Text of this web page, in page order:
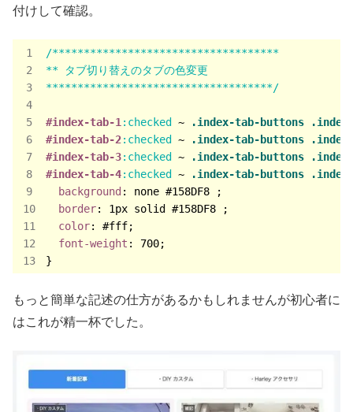
付けして確認。
/************************************
** タブ切り替えのタブの色変更
************************************/
#index-tab-1 :checked ~ .index-tab-buttons
#index-tab-2:checked ~ .index-tab-buttons
#index-tab-3:checked ~ .index-tab-buttons
#index-tab-4:checked ~ .index-tab-buttons
background : none #158DF8 ;
border: 1px solid #158DF8 ;
color: #fff;
font-weight : 700;
}
もっと簡単な記述の仕方があるかもしれませんが初心者に
はこれが精一杯でした。